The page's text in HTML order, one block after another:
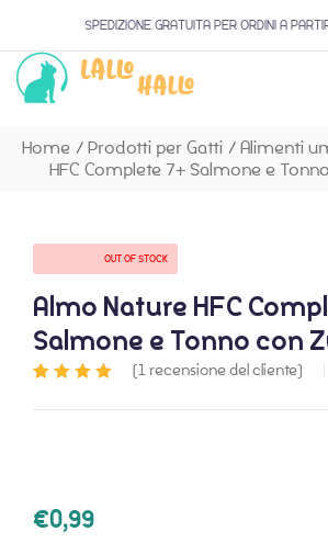
SPEDIZIONE GRATUITA PER ORDINI A
Home / Prodotti per Gatti / Alimenti
HFC Complete 7+ Salmone e
OUT OF STOCK
Almo Nature HFC
Salmone e Tonno con
(1recensione del cliente)
€0,99